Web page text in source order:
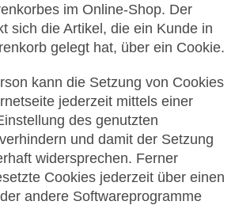
im Online-Shop. Der
sich die Artikel, die ein Kunde in
gelegt hat, über ein Cookie.
kann die Setzung von Cookies
jederzeit mittels einer
des genutzten
und damit der Setzung
widersprechen. Ferner
Cookies jederzeit über einen
andere Softwareprogramme